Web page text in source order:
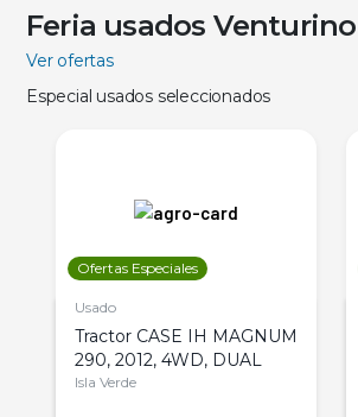
Feria usados Venturino
Ver ofertas
Especial usados seleccionados
Ofertas Especiales
Usado
Tractor CASE IH MAGNUM
290, 2012, 4WD, DUAL
Isla Verde